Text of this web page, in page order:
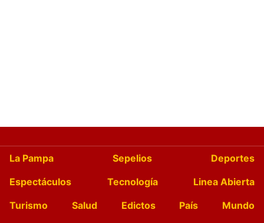
La Pampa Sepelios
Deportes
Espectáculos
Tecnología
Linea Abierta
Turismo
Salud Edictos País
Mundo